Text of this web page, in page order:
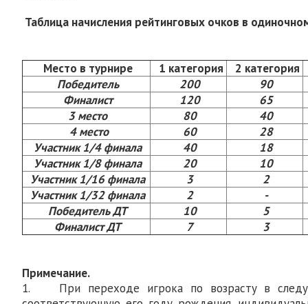
Таблица начисления рейтинговых очков в
Место в турнире 1 категория 2 категория
Победитель
200
90
Финалист
120
65
3 место
80
40
4 место
60
28
Участник 1/4 финала
40
18
Участник 1/8 финала
20
10
Участник 1/16 финала
3
2
Участник 1/32 финала
2
-
Победитель ДТ
10
5
Финалист ДТ
7 3
Примечание.
1. При переходе игрока по возрасту в